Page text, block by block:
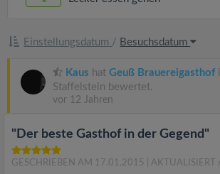
Einstellungsdatum / Besuchsdatum
Kaus hat Geuß Brauereigasthof
Staffelstein bewertet.
vor 12 Jahren
"Der beste Gasthof in der Gegend"
GESCHRIEBEN AM 17.01.2015 |